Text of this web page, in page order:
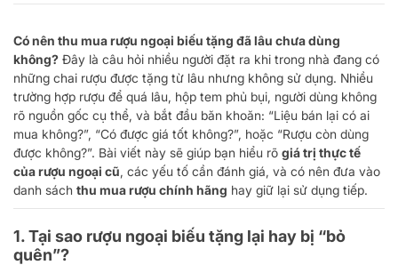
Có nên thu mua rượu ngoại biếu tặng đã lâu chưa dùng
không? Đây là câu hỏi nhiều người đặt ra khi trong nhà đang có
những chai rượu được tặng từ lâu nhưng không sử dụng. Nhiều
trường hợp rượu để quá lâu, hộp tem phủ bụi, người dùng không
rõ nguồn gốc cụ thể, và bắt đầu băn khoăn: “Liệu bán lại có ai
mua không?”, “Có được giá tốt không?”, hoặc “Rượu còn dùng
được không?”. Bài viết này sẽ giúp bạn hiểu rõ giá trị thực tế
của rượu ngoại cũ, các yếu tố cần đánh giá, và có nên đưa vào
danh sách thu mua rượu chính hãng hay giữ lại sử dụng tiếp.
1. Tại sao rượu ngoại biếu tặng lại hay bị “bỏ
quên”?